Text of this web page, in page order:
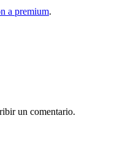
a premium.
un comentario.